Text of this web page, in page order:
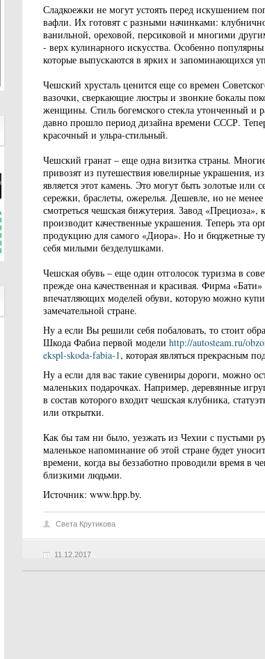
Сладкоежки не могут устоять перед искушением
вафли. Их готовят с разными начинками:
ванильной, ореховой, персиковой и многими
- верх кулинарного искусства. Особенно
которые выпускаются в ярких и запоминающихся
Чешский хрусталь ценится еще со времен
вазочки, сверкающие люстры и звонкие бокалы
женщины. Стиль богемского стекла утонченный и
давно прошло период дизайна времени СССР.
красочный и ульра-стильный.
Чешский гранат – еще одна визитка страны.
привозят из путешествия ювелирные украшения,
является этот камень. Это могут быть золотые или
сережки, браслеты, ожерелья. Дешевле, но не менее
смотреться чешская бижутерия. Завод «Прециоза»,
производит качественные украшения. Теперь эта
продукцию для самого «Диора». Но и бюджетные
себя милыми безделушками.
Чешская обувь – еще один отголосок туризма в
прежде она качественная и красивая. Фирма
впечатляющих моделей обуви, которую можно
замечательной стране.
Ну а если Вы решили себя побаловать, то стоит
Шкода Фабиа первой модели http://autosteam.ru/
ekspl-skoda-fabia-1, которая являться прекрасным
Ну а если для вас такие сувениры дороги, можно
маленьких подарочках. Например, деревянные
в состав которого входит чешская клубника,
или открытки.
Как бы там ни было, уезжать из Чехии с пустыми
маленькое напоминание об этой стране будет
времени, когда вы беззаботно проводили время в
близкими людьми.
Источник: www.hpp.by.
11.12.2017
Света Крутикова